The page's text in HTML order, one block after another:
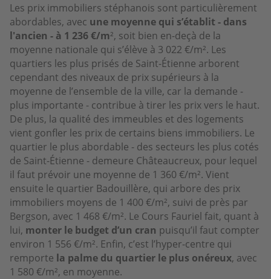
Les prix immobiliers stéphanois sont particulièrement
abordables, avec une moyenne qui s’établit - dans
l'ancien - à 1 236 €/m², soit bien en-deçà de la
moyenne nationale qui s’élève à 3 022 €/m². Les
quartiers les plus prisés de Saint-Étienne arborent
cependant des niveaux de prix supérieurs à la
moyenne de l’ensemble de la ville, car la demande -
plus importante - contribue à tirer les prix vers le haut.
De plus, la qualité des immeubles et des logements
vient gonfler les prix de certains biens immobiliers. Le
quartier le plus abordable - des secteurs les plus cotés
de Saint-Étienne - demeure Châteaucreux, pour lequel
il faut prévoir une moyenne de 1 360 €/m². Vient
ensuite le quartier Badouillère, qui arbore des prix
immobiliers moyens de 1 400 €/m², suivi de près par
Bergson, avec 1 468 €/m². Le Cours Fauriel fait, quant à
lui, monter le budget d’un cran puisqu’il faut compter
environ 1 556 €/m². Enfin, c’est l’hyper-centre qui
remporte la palme du quartier le plus onéreux, avec
1 580 €/m², en moyenne.